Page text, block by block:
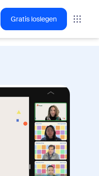
Gratis loslegen